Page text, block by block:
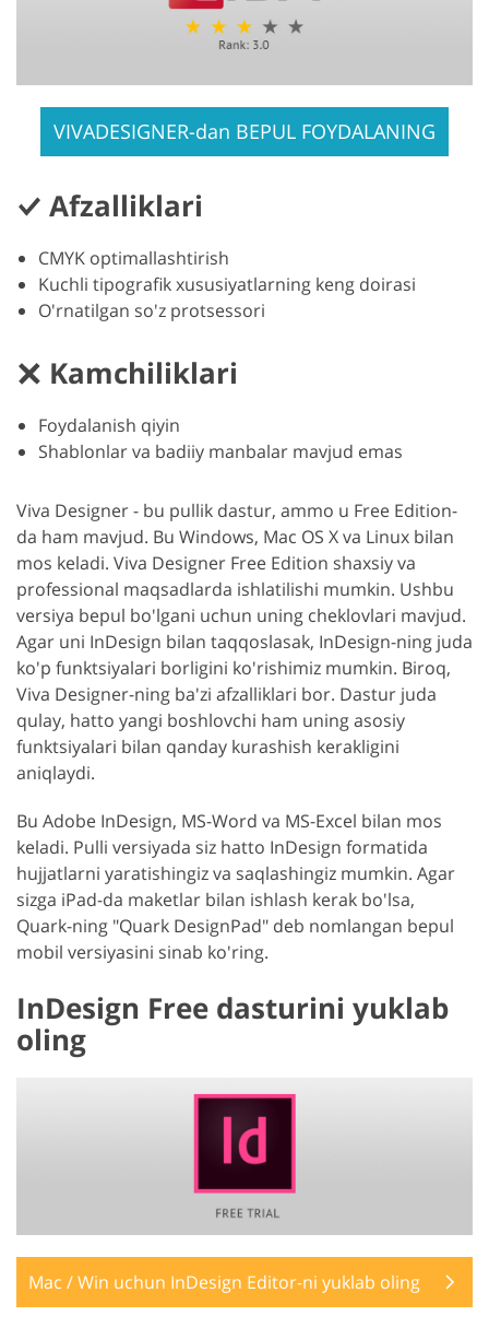
VIVADESIGNER-dan BEPUL FOYDALANING
Afzalliklari
CMYK optimallashtirish
Kuchli tipografik xususiyatlarning keng doirasi
O'rnatilgan so'z protsessori
Kamchiliklari
Foydalanish qiyin
Shablonlar va badiiy manbalar mavjud emas
Viva Designer - bu pullik dastur, ammo u Free Edition-
da ham mavjud. Bu Windows, Mac OS X va Linux bilan
mos keladi. Viva Designer Free Edition shaxsiy va
professional maqsadlarda ishlatilishi mumkin. Ushbu
versiya bepul bo'lgani uchun uning cheklovlari mavjud.
Agar uni InDesign bilan taqqoslasak, InDesign-ning juda
ko'p funktsiyalari borligini ko'rishimiz mumkin. Biroq,
Viva Designer-ning ba'zi afzalliklari bor. Dastur juda
qulay, hatto yangi boshlovchi ham uning asosiy
funktsiyalari bilan qanday kurashish kerakligini
aniqlaydi.
Bu Adobe InDesign, MS-Word va MS-Excel bilan mos
keladi. Pulli versiyada siz hatto InDesign formatida
hujjatlarni yaratishingiz va saqlashingiz mumkin. Agar
sizga iPad-da maketlar bilan ishlash kerak bo'lsa,
Quark-ning "Quark DesignPad" deb nomlangan bepul
mobil versiyasini sinab ko'ring.
InDesign Free dasturini yuklab
oling
Mac / Win uchun InDesign Editor-ni yuklab oling